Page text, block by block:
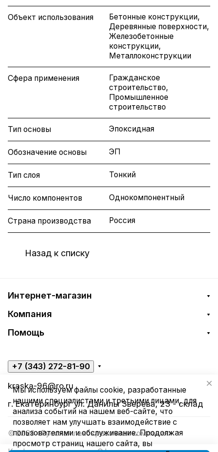
Объект использования
Бетонные конструкции,
Деревянные поверхности,
Железобетонные
конструкции,
Металлоконструкции
Сфера применения
Гражданское
строительство,
Промышленное
строительство
Тип основы Эпоксидная
Обозначение основы ЭП
Тип слоя Тонкий
Число компонентов Однокомпонентный
Страна производства Россия
Назад к списку
Интернет-магазин
Компания
Помощь
+7 (343) 272-81-90
kraska-96@ro.ru
г. Екатеринбург ул. Данилы Зверева, 23 - склад
© 2026 «Русская лакокрасочная компания»
Мы используем файлы cookie, разработанные
нашими специалистами и третьими лицами, для
анализа событий на нашем веб-сайте, что
позволяет нам улучшать взаимодействие с
пользователями и обслуживание. Продолжая
просмотр страниц нашего сайта, вы